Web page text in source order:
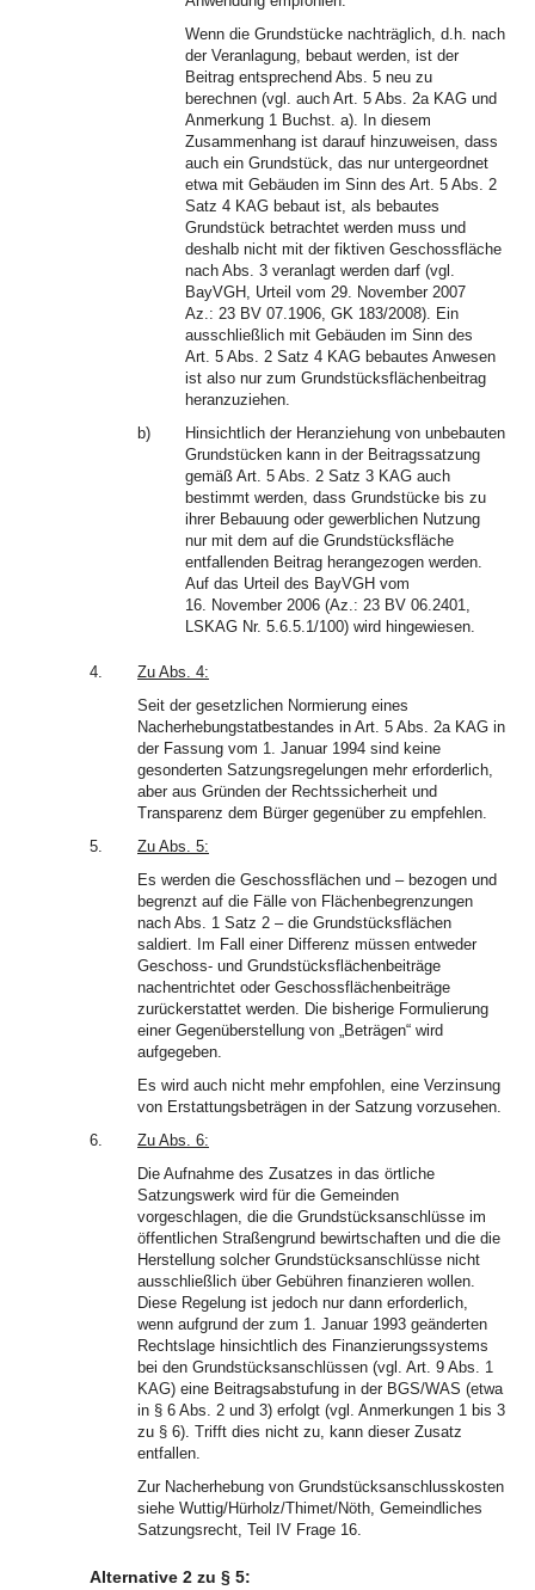
Wenn die Grundstücke nachträglich, d.h. nach
der Veranlagung, bebaut werden, ist der
Beitrag entsprechend Abs. 5 neu zu
berechnen (vgl. auch Art. 5 Abs. 2a KAG und
Anmerkung 1 Buchst. a). In diesem
Zusammenhang ist darauf hinzuweisen, dass
auch ein Grundstück, das nur untergeordnet
etwa mit Gebäuden im Sinn des Art. 5 Abs. 2
Satz 4 KAG bebaut ist, als bebautes
Grundstück betrachtet werden muss und
deshalb nicht mit der fiktiven Geschossfläche
nach Abs. 3 veranlagt werden darf (vgl.
BayVGH, Urteil vom 29. November 2007
Az.: 23 BV 07.1906, GK 183/2008). Ein
ausschließlich mit Gebäuden im Sinn des
Art. 5 Abs. 2 Satz 4 KAG bebautes Anwesen
ist also nur zum Grundstücksflächenbeitrag
heranzuziehen.
b)
Hinsichtlich der Heranziehung von unbebauten
Grundstücken kann in der Beitragssatzung
gemäß Art. 5 Abs. 2 Satz 3 KAG auch
bestimmt werden, dass Grundstücke bis zu
ihrer Bebauung oder gewerblichen Nutzung
nur mit dem auf die Grundstücksfläche
entfallenden Beitrag herangezogen werden.
Auf das Urteil des BayVGH vom
16. November 2006 (Az.: 23 BV 06.2401,
LSKAG Nr. 5.6.5.1/100) wird hingewiesen.
4.
Zu Abs. 4:
Seit der gesetzlichen Normierung eines
Nacherhebungstatbestandes in Art. 5 Abs. 2a KAG in
der Fassung vom 1. Januar 1994 sind keine
gesonderten Satzungsregelungen mehr erforderlich,
aber aus Gründen der Rechtssicherheit und
Transparenz dem Bürger gegenüber zu empfehlen.
5.
Zu Abs. 5:
Es werden die Geschossflächen und – bezogen und
begrenzt auf die Fälle von Flächenbegrenzungen
nach Abs. 1 Satz 2 – die Grundstücksflächen
saldiert. Im Fall einer Differenz müssen entweder
Geschoss- und Grundstücksflächenbeiträge
nachentrichtet oder Geschossflächenbeiträge
zurückerstattet werden. Die bisherige Formulierung
einer Gegenüberstellung von „Beträgen“ wird
aufgegeben.
Es wird auch nicht mehr empfohlen, eine Verzinsung
von Erstattungsbeträgen in der Satzung vorzusehen.
6.
Zu Abs. 6:
Die Aufnahme des Zusatzes in das örtliche
Satzungswerk wird für die Gemeinden
vorgeschlagen, die die Grundstücksanschlüsse im
öffentlichen Straßengrund bewirtschaften und die die
Herstellung solcher Grundstücksanschlüsse nicht
ausschließlich über Gebühren finanzieren wollen.
Diese Regelung ist jedoch nur dann erforderlich,
wenn aufgrund der zum 1. Januar 1993 geänderten
Rechtslage hinsichtlich des Finanzierungssystems
bei den Grundstücksanschlüssen (vgl. Art. 9 Abs. 1
KAG) eine Beitragsabstufung in der BGS/WAS (etwa
in § 6 Abs. 2 und 3) erfolgt (vgl. Anmerkungen 1 bis 3
zu § 6). Trifft dies nicht zu, kann dieser Zusatz
entfallen.
Zur Nacherhebung von Grundstücksanschlusskosten
siehe Wuttig/Hürholz/Thimet/Nöth, Gemeindliches
Satzungsrecht, Teil IV Frage 16.
Alternative 2 zu § 5: